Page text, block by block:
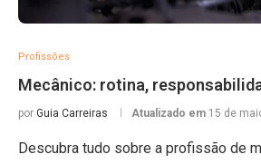
Profissões
Mecânico: rotina,
por Guia Carreiras Atualizado em 15 de
Descubra tudo sobre a profissão de